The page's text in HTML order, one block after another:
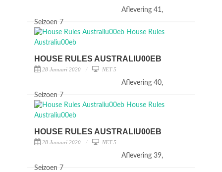
Aflevering 41,
Seizoen 7
HOUSE RULES AUSTRALIU00EB
28 Januari 2020 NET 5
Aflevering 40,
Seizoen 7
HOUSE RULES AUSTRALIU00EB
28 Januari 2020 NET 5
Aflevering 39,
Seizoen 7